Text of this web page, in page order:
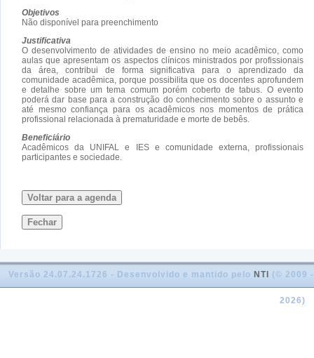
Objetivos
Não disponível para preenchimento
Justificativa
O desenvolvimento de atividades de ensino no meio acadêmico, como
aulas que apresentam os aspectos clínicos ministrados por profissionais
da área, contribui de forma significativa para o aprendizado da
comunidade acadêmica, porque possibilita que os docentes aprofundem
e detalhe sobre um tema comum porém coberto de tabus. O evento
poderá dar base para a construção do conhecimento sobre o assunto e
até mesmo confiança para os acadêmicos nos momentos de prática
profissional relacionada à prematuridade e morte de bebês.
Beneficiário
Acadêmicos da UNIFAL e IES e comunidade externa, profissionais
participantes e sociedade.
Voltar para a agenda
Fechar
Versão 24.07.24.1726 - Desenvolvido e mantido pelo NTI (© 2009 -
2026)